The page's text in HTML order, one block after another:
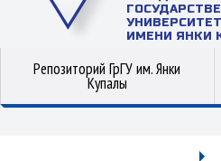
УНИВЕРСИТЕТ
ИМЕНИ ЯНКИ
Репозиторий ГрГУ им. Янки
Купалы